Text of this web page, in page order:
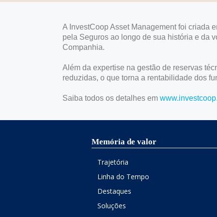
A InvestCoop Asset Management foi criada
pela Seguros ao longo de sua história e da
Companhia.
Além da expertise na gestão de reservas
reduzidas, o que torna a rentabilidade dos
Saiba todos os detalhes em
Memória de valor
Trajetória
Linha do Tempo
Destaques
Soluções